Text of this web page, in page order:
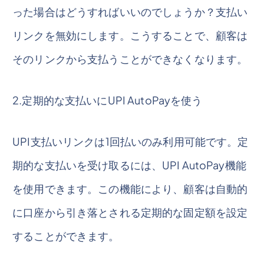
った場合はどうすればいいのでしょうか？支払い
リンクを無効にします。こうすることで、顧客は
そのリンクから支払うことができなくなります。
2.定期的な支払いにUPI AutoPayを使う
UPI支払いリンクは1回払いのみ利用可能です。定
期的な支払いを受け取るには、UPI AutoPay機能
を使用できます。この機能により、顧客は自動的
に口座から引き落とされる定期的な固定額を設定
することができます。